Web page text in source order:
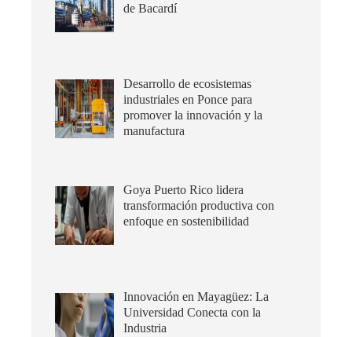
de Bacardí
Desarrollo de ecosistemas
industriales en Ponce para
promover la innovación y la
manufactura
Goya Puerto Rico lidera
transformación productiva con
enfoque en sostenibilidad
Innovación en Mayagüez: La
Universidad Conecta con la
Industria